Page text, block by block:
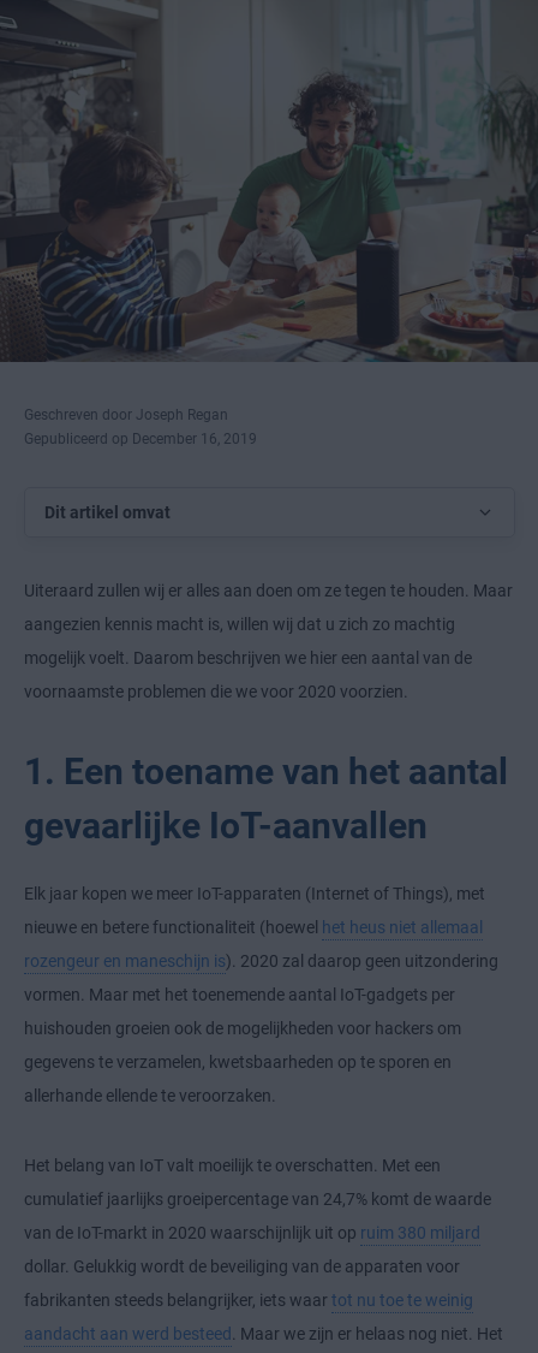
Geschreven door Joseph Regan
Gepubliceerd op December 16, 2019
Dit artikel omvat
Uiteraard zullen wij er alles aan doen om ze tegen te houden. Maar
aangezien kennis macht is, willen wij dat u zich zo machtig
mogelijk voelt. Daarom beschrijven we hier een aantal van de
voornaamste problemen die we voor 2020 voorzien.
1. Een toename van het aantal
gevaarlijke IoT-aanvallen
Elk jaar kopen we meer IoT-apparaten (Internet of Things), met
nieuwe en betere functionaliteit (hoewel het heus niet allemaal
rozengeur en maneschijn is). 2020 zal daarop geen uitzondering
vormen. Maar met het toenemende aantal IoT-gadgets per
huishouden groeien ook de mogelijkheden voor hackers om
gegevens te verzamelen, kwetsbaarheden op te sporen en
allerhande ellende te veroorzaken.
Het belang van IoT valt moeilijk te overschatten. Met een
cumulatief jaarlijks groeipercentage van 24,7% komt de waarde
van de IoT-markt in 2020 waarschijnlijk uit op ruim 380 miljard
dollar. Gelukkig wordt de beveiliging van de apparaten voor
fabrikanten steeds belangrijker, iets waar tot nu toe te weinig
aandacht aan werd besteed . Maar we zijn er helaas nog niet. Het